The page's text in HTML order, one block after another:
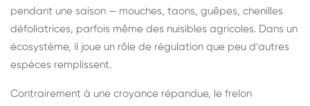
pendant une saison — mouches, taons, guêpes, chenilles
défoliatrices, parfois même des nuisibles agricoles. Dans un
écosystème, il joue un rôle de régulation que peu d'autres
espèces remplissent.
Contrairement à une croyance répandue, le frelon